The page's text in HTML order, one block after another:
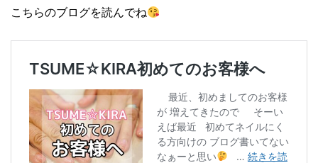
こちらのブログを読んでね